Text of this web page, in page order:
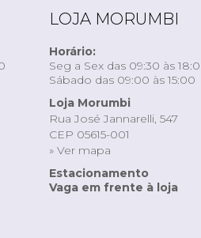
LOJA MORUMBI
Horário:
Seg a Sex das 09:30 às
Sábado das 09:00 às 15:00
Loja Morumbi
Rua José Jannarelli, 547
CEP 05615-001
» Ver mapa
Estacionamento
Vaga em frente à loja